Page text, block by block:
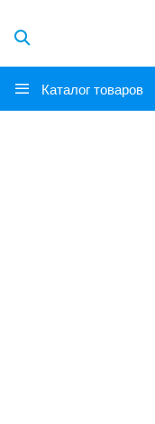
Каталог товаров